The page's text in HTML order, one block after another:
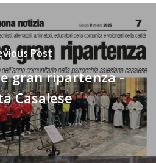
Post
gran ripartenza -
Casalese